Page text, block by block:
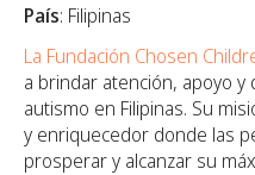
País: Filipinas
La Fundación Chosen
a brindar atención, apoyo
autismo en Filipinas. Su
y enriquecedor donde las
prosperar y alcanzar su